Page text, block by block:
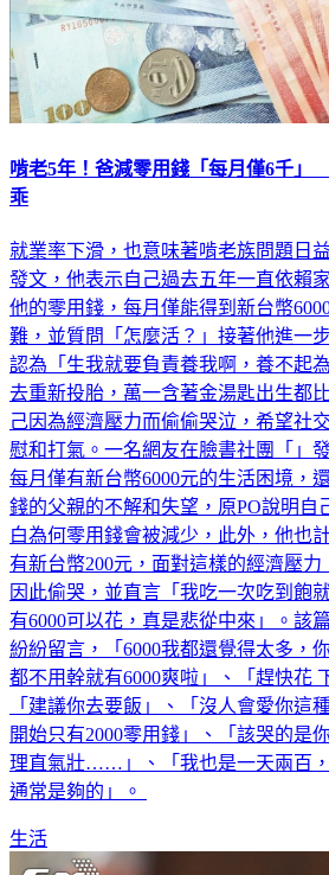
啃老5年！爸減零用錢「每月僅6千
乖
就業率下滑，也意味著啃老族問題日
發文，他表示自己過去五年一直依賴
他的零用錢，每月僅能得到新台幣
難，並質問「怎麼活？」接著他進一
認為「生我就要負責養我啊，養不起
去重新投胎，萬一含著金湯匙出生都
己因為經濟壓力而偷偷哭泣，希望社
慰和打氣。一名網友在臉書社團「」
每月僅有新台幣6000元的生活困境，
錢的父親的不解和失望，原PO說明自
白為何零用錢會被減少，此外，他也
有新台幣200元，面對這樣的經濟壓
因此偷哭，並直言「我吃一次吃到飽
有6000可以花，真是悲從中來」。該
紛紛留言，「6000我都還覺得太多，
都不用幹就有6000爽啦」、「趕快花
「建議你去要飯」、「沒人會愛你這
開始只有2000零用錢」、「該哭的是
理直氣壯……」、「我也是一天兩百，
通常是夠的」。
生活